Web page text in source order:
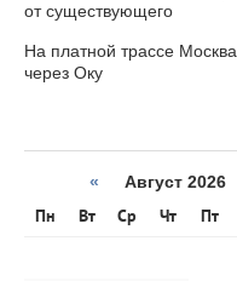
от существующего
На платной трассе
через Оку
« Август
Пн Вт Ср Чт Пт